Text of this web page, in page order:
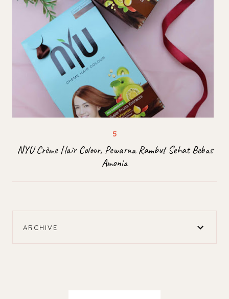
NYU Crème Hair Colour, Pewarna Rambut Sehat Bebas
Amonia
ARCHIVE